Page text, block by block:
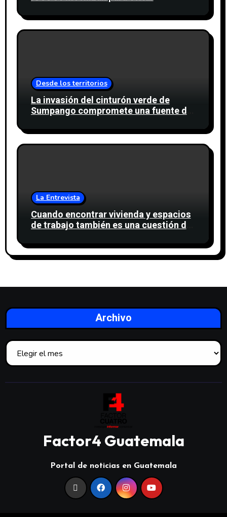
Desde los territorios
La invasión del cinturón verde de
Sumpango compromete una fuente de
La Entrevista
Cuando encontrar vivienda y espacios
de trabajo también es una cuestión de
Archivo
Factor4 Guatemala
Portal de noticias en Guatemala